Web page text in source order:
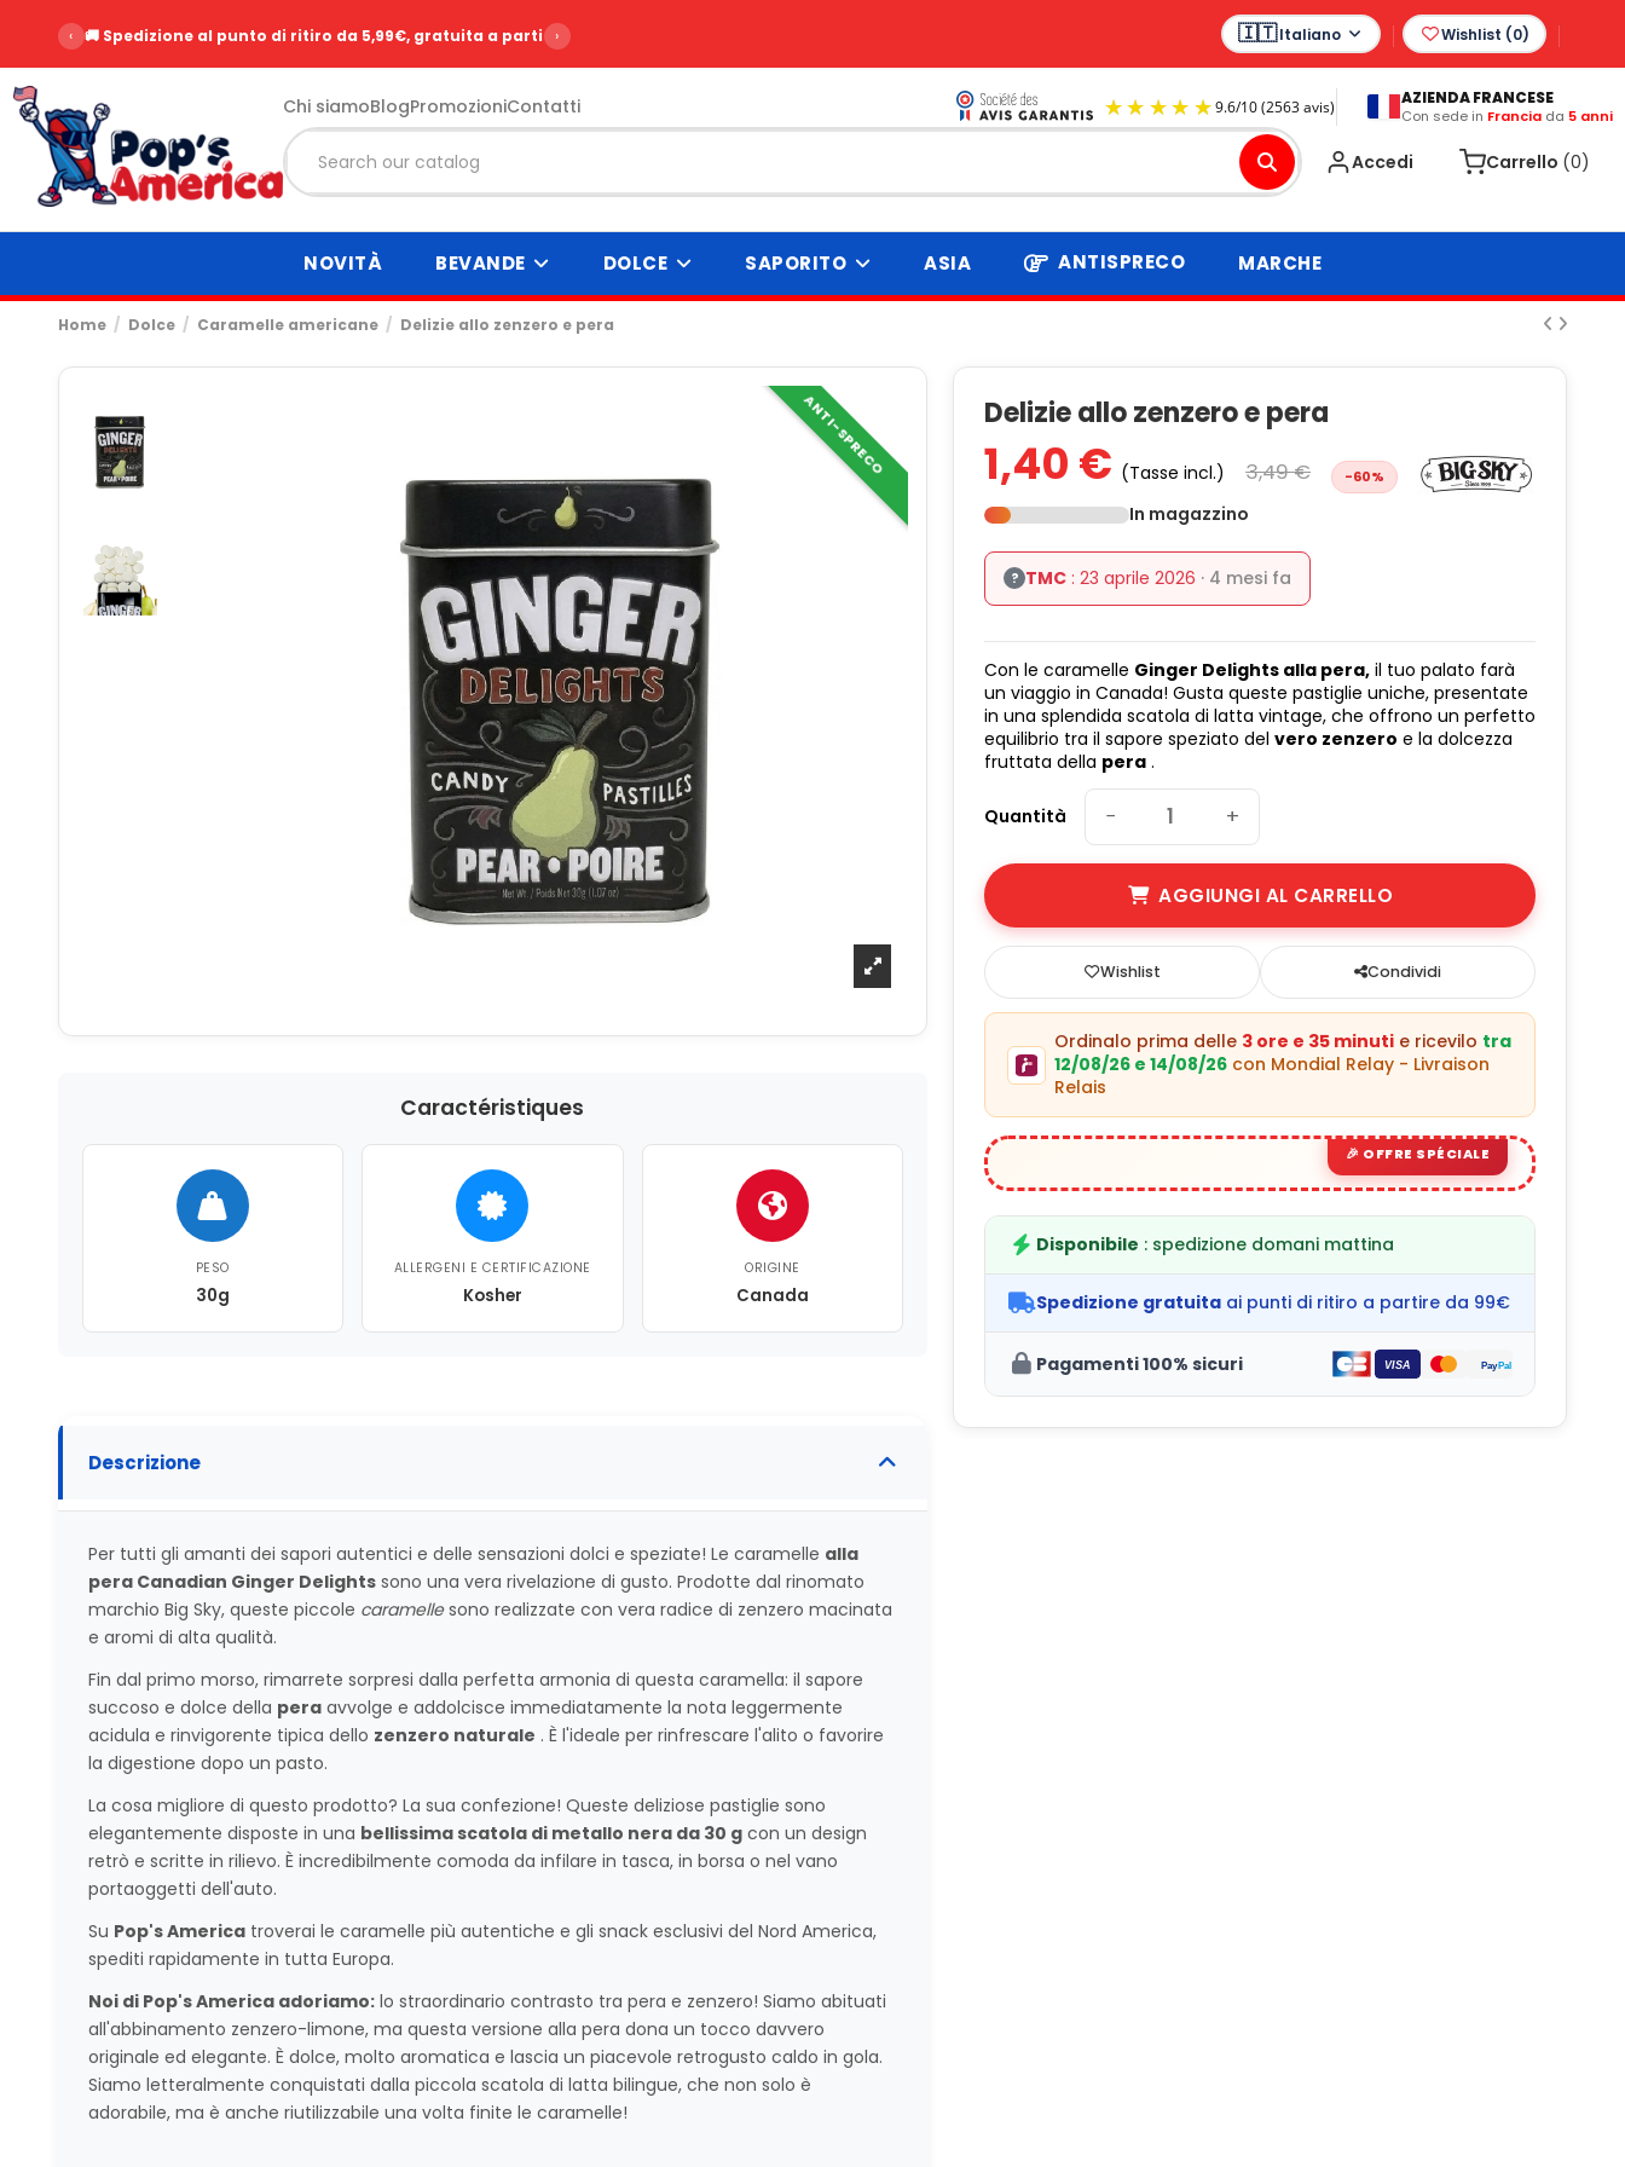
‹ 🚚 Spedizione al punto di ritiro da 5,99€, gratuita a partire da 99€
› Italiano Wishlist (0)
Chi siamoBlogPromozioniContatti
9.6/10 (2563 avis)
AZIENDA FRANCESE
Con sede in Franciada 5 anni
Accedi Carrello (0)
NOVITÀ BEVANDE DOLCE SAPORITO ASIA ANTISPRECO MARCHE
Home Dolce Caramelle americane Delizie allo zenzero e pera
ANTI-SPRECO
Caractéristiques
PESO
30g
ALLERGENI E CERTIFICAZIONE
Kosher
ORIGINE
Canada
Descrizione
Per tutti gli amanti dei sapori autentici e delle sensazioni dolci e speziate! Le caramelle alla
pera Canadian Ginger Delightssono una vera rivelazione di gusto. Prodotte dal rinomato
marchio Big Sky, queste piccole caramellesono realizzate con vera radice di zenzero macinata
e aromi di alta qualità.
Fin dal primo morso, rimarrete sorpresi dalla perfetta armonia di questa caramella: il sapore
succoso e dolce della peraavvolge e addolcisce immediatamente la nota leggermente
acidula e rinvigorente tipica dello zenzero naturale . È l'ideale per rinfrescare l'alito o favorire
la digestione dopo un pasto.
La cosa migliore di questo prodotto? La sua confezione! Queste deliziose pastiglie sono
elegantemente disposte in una bellissima scatola di metallo nera da 30 gcon un design
retrò e scritte in rilievo. È incredibilmente comoda da infilare in tasca, in borsa o nel vano
portaoggetti dell'auto.
Su Pop's Americatroverai le caramelle più autentiche e gli snack esclusivi del Nord America,
spediti rapidamente in tutta Europa.
Noi di Pop's America adoriamo:lo straordinario contrasto tra pera e zenzero! Siamo abituati
all'abbinamento zenzero-limone, ma questa versione alla pera dona un tocco davvero
originale ed elegante. È dolce, molto aromatica e lascia un piacevole retrogusto caldo in gola.
Siamo letteralmente conquistati dalla piccola scatola di latta bilingue, che non solo è
adorabile, ma è anche riutilizzabile una volta finite le caramelle!
Delizie allo zenzero e pera
1,40 € (Tasse incl.) 3,49 € -60%
In magazzino
? TMC : 23 aprile 2026 · 4 mesi fa
Con le caramelle Ginger Delights alla pera, il tuo palato farà
un viaggio in Canada! Gusta queste pastiglie uniche, presentate
in una splendida scatola di latta vintage, che offrono un perfetto
equilibrio tra il sapore speziato delvero zenzero e la dolcezza
fruttata della pera .
Quantità − +
AGGIUNGI AL CARRELLO
Wishlist Condividi
Ordinalo prima delle 3 ore e 35 minuti e ricevilo tra
12/08/26 e 14/08/26 con Mondial Relay - Livraison
Relais
Disponibile : spedizione domani mattina
Spedizione gratuita ai punti di ritiro a partire da 99€
Pagamenti 100% sicuri